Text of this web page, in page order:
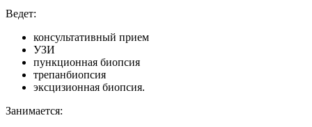
Ведет:
консультативный прием
УЗИ
пункционная биопсия
трепанбиопсия
эксцизионная биопсия.
Занимается: